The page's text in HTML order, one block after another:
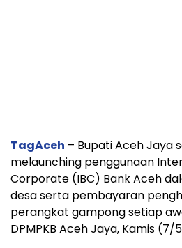
TagAceh – Bupati Aceh Jaya
melaunching penggunaan
Corporate (IBC) Bank Aceh
desa serta pembayaran
perangkat gampong setiap
DPMPKB Aceh Jaya, Kamis (7/